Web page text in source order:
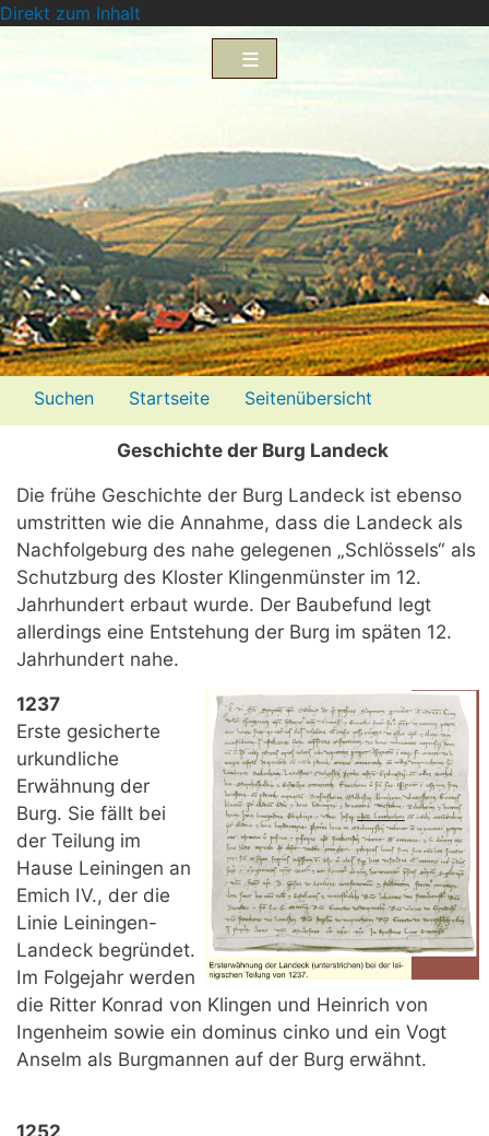
Direkt zum Inhalt
Menü2
Suchen Startseite
Seitenübersicht
Impressum
Datenschutzerklärung
Geschichte der Burg Landeck
Die frühe Geschichte der Burg Landeck ist ebenso
umstritten wie die Annahme, dass die Landeck als
Nachfolgeburg des nahe gelegenen „Schlössels“ als
Schutzburg des Kloster Klingenmünster im 12.
Jahrhundert erbaut wurde. Der Baubefund legt
allerdings eine Entstehung der Burg im späten 12.
Jahrhundert nahe.
1237
Erste gesicherte
urkundliche
Erwähnung der
Burg. Sie fällt bei
der Teilung im
Hause Leiningen an
Emich IV., der die
Linie Leiningen-
Landeck begründet.
Im Folgejahr werden
die Ritter Konrad von Klingen und Heinrich von
Ingenheim sowie ein dominus cinko und ein Vogt
Anselm als Burgmannen auf der Burg erwähnt.
1252